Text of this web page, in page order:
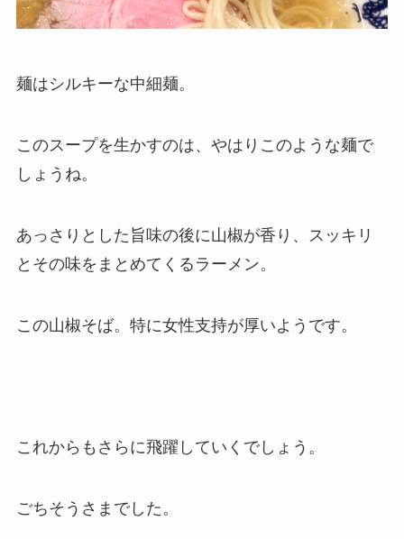
麺はシルキーな中細麺。
このスープを生かすのは、やはりこのような麺で
しょうね。
あっさりとした旨味の後に山椒が香り、スッキリ
とその味をまとめてくるラーメン。
この山椒そば。特に女性支持が厚いようです。
これからもさらに飛躍していくでしょう。
ごちそうさまでした。